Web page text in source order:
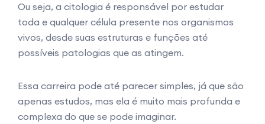
Ou seja, a citologia é responsável por estudar
toda e qualquer célula presente nos organismos
vivos, desde suas estruturas e funções até
possíveis patologias que as atingem.
Essa carreira pode até parecer simples, já que são
apenas estudos, mas ela é muito mais profunda e
complexa do que se pode imaginar.